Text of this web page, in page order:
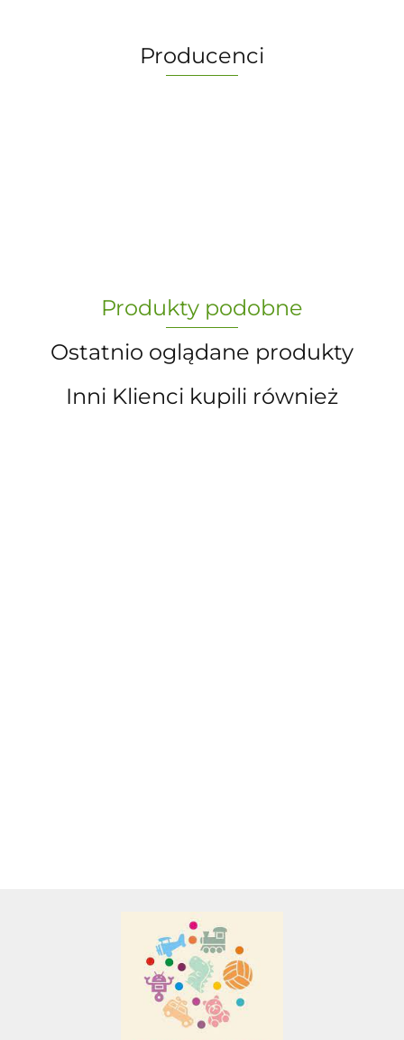
Producenci
„Paula” S.C. Marzena Dudkiewicz
Sławomir Dudkiewicz
AGENCJA WYDAWNICZA JERZY
MOSTOWSKI
Produkty podobne
Ostatnio oglądane produkty
Inni Klienci kupili również